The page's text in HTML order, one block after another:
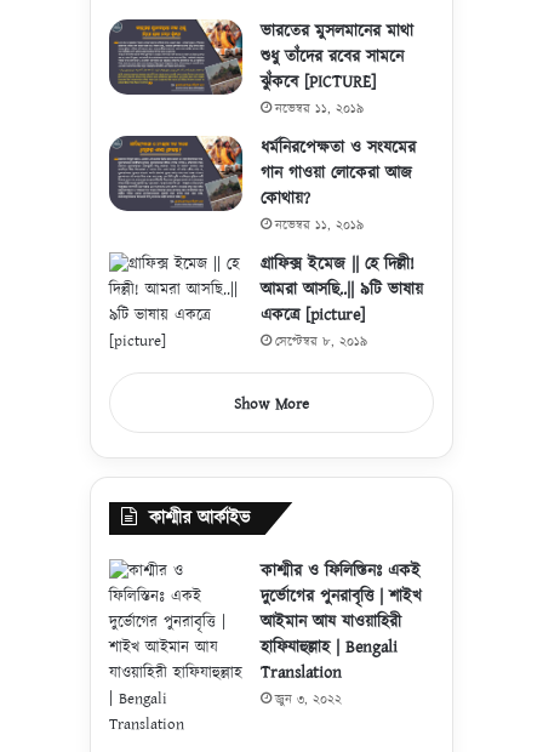
ভারতের মুসলমানের মাথা
শুধু তাঁদের রবের সামনে
ঝুঁকবে [PICTURE]
নভেম্বর ১১, ২০১৯
ধর্মনিরপেক্ষতা ও সংযমের
গান গাওয়া লোকেরা আজ
কোথায়?
নভেম্বর ১১, ২০১৯
গ্রাফিক্স ইমেজ || হে দিল্লী!
আমরা আসছি..|| ৯টি ভাষায়
একত্রে [picture]
সেপ্টেম্বর ৮, ২০১৯
Show More
কাশ্মীর আর্কাইভ
কাশ্মীর ও ফিলিস্তিনঃ একই
দুর্ভোগের পুনরাবৃত্তি | শাইখ
আইমান আয যাওয়াহিরী
হাফিযাহুল্লাহ | Bengali
Translation
জুন ৩, ২০২২